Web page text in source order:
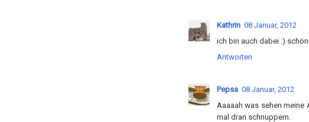
Kathrin 08 Januar, 2012
ich bin auch dabei :)
Antworten
Pepsa 08 Januar, 2012
Aaaaah was sehen meine
mal dran schnuppern.